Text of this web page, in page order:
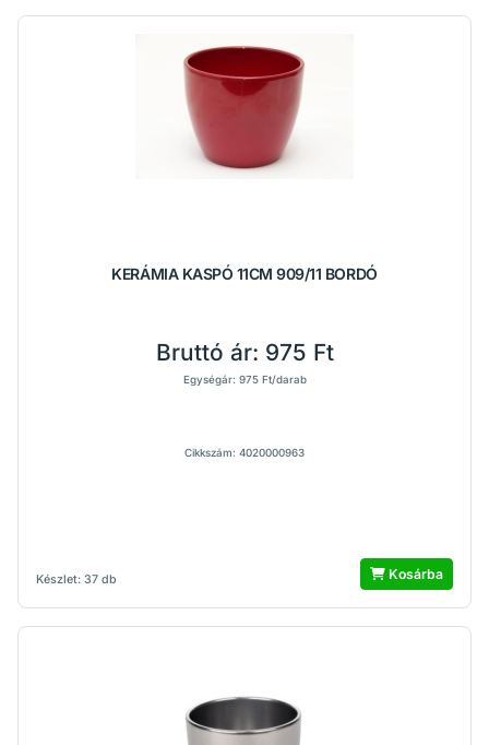
KERÁMIA KASPÓ 11CM 909/11 BORDÓ
Készlet: 37 db
Bruttó ár: 975 Ft
Egységár: 975 Ft/darab
Cikkszám: 4020000963
Kosárba